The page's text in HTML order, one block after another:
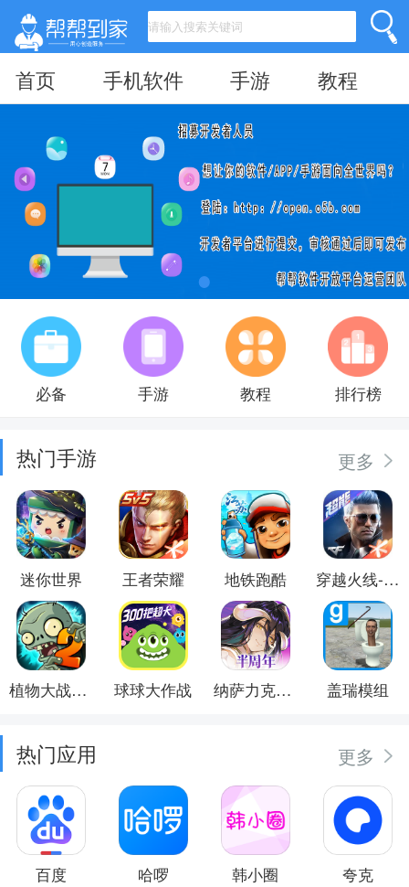
首页 手机软件 手游 教程
必备 手游 教程 排行榜
热门手游 更多
迷你世界 王者荣耀 地铁跑酷 穿越火线-枪战王者
植物大战僵尸2 球球大作战 纳萨力克之王 盖瑞模组
热门应用 更多
百度 哈啰 韩小圈 夸克